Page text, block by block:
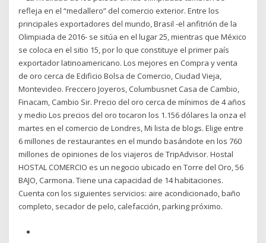
refleja en el “medallero” del comercio exterior. Entre los
principales exportadores del mundo, Brasil -el anfitrión de la
Olimpiada de 2016- se sitúa en el lugar 25, mientras que México
se coloca en el sitio 15, por lo que constituye el primer país
exportador latinoamericano. Los mejores en Compra y venta
de oro cerca de Edificio Bolsa de Comercio, Ciudad Vieja,
Montevideo. Freccero Joyeros, Columbusnet Casa de Cambio,
Finacam, Cambio Sir. Precio del oro cerca de mínimos de 4 años
y medio Los precios del oro tocaron los 1.156 dólares la onza el
martes en el comercio de Londres, Mi lista de blogs. Elige entre
6 millones de restaurantes en el mundo basándote en los 760
millones de opiniones de los viajeros de TripAdvisor. Hostal
HOSTAL COMERCIO es un negocio ubicado en Torre del Oro, 56
BAJO, Carmona. Tiene una capacidad de 14 habitaciones.
Cuenta con los siguientes servicios: aire acondicionado, baño
completo, secador de pelo, calefacción, parking próximo.